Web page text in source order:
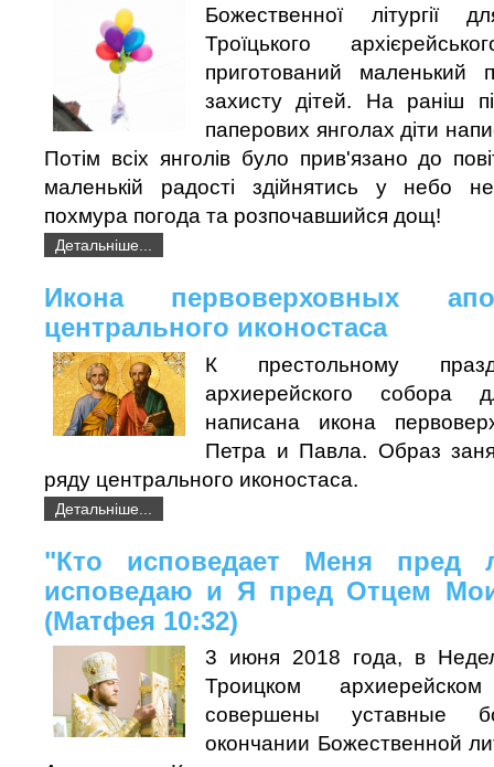
Божественної літургії
Троїцького
приготований маленький
захисту дітей. На раніш
паперових янголах діти
Потім всіх янголів було прив'язано до
маленькій радості здійнятись у небо
похмура погода та розпочавшийся дощ!
Детальніше...
Икона первоверховных
центрального иконостаса
К престольному
архиерейского
написана икона
Петра и Павла. Образ
ряду центрального иконостаса.
Детальніше...
"Кто исповедает Меня пред
исповедаю и Я пред Отцем
(Матфея 10:32)
3 июня 2018 года, в
Троицком
совершены уставные
окончании Божественной